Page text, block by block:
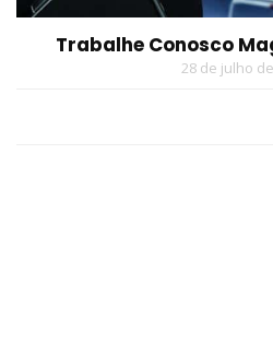
Trabalhe Conosco
28 de julho